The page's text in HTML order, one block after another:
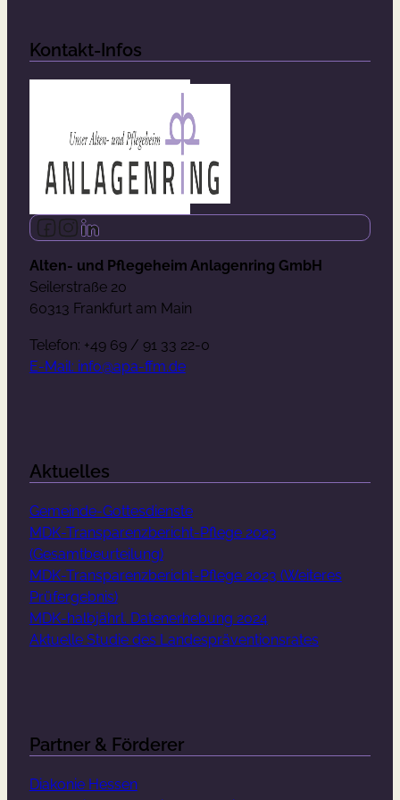
Kontakt-Infos
Follow us on Facebook
Follow us on Instagram
Follow us on LinkedIn
Alten- und Pflegeheim Anlagenring GmbH
Seilerstraße 20
60313 Frankfurt am Main
Telefon: +49 69 / 91 33 22-0
E-Mail: info@apa-ffm.de
Aktuelles
Gemeinde-Gottesdienste
MDK-Transparenzbericht-Pflege 2023
(Gesamtbeurteilung)
MDK-Transparenzbericht-Pflege 2023 (Weiteres
Prüfergebnis)
MDK-halbjährl. Datenerhebung 2024
Aktuelle Studie des Landespräventionsrates
Partner & Förderer
Diakonie Hessen